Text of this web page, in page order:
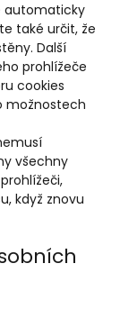
automaticky
také určit, že
Další
prohlížeče
cookies
možnostech
všechny
když znovu